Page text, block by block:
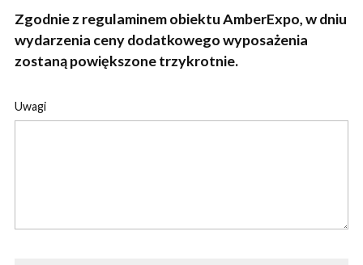
Zgodnie z regulaminem obiektu AmberExpo, w dniu
wydarzenia ceny dodatkowego wyposażenia
zostaną powiększone trzykrotnie.
Uwagi